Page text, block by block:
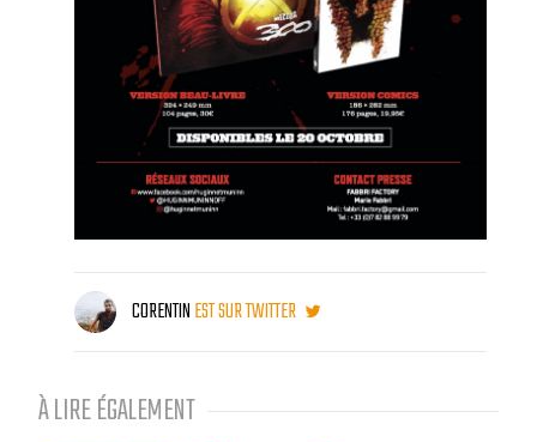
CORENTINEST SUR TWITTER
À LIRE ÉGALEMENT